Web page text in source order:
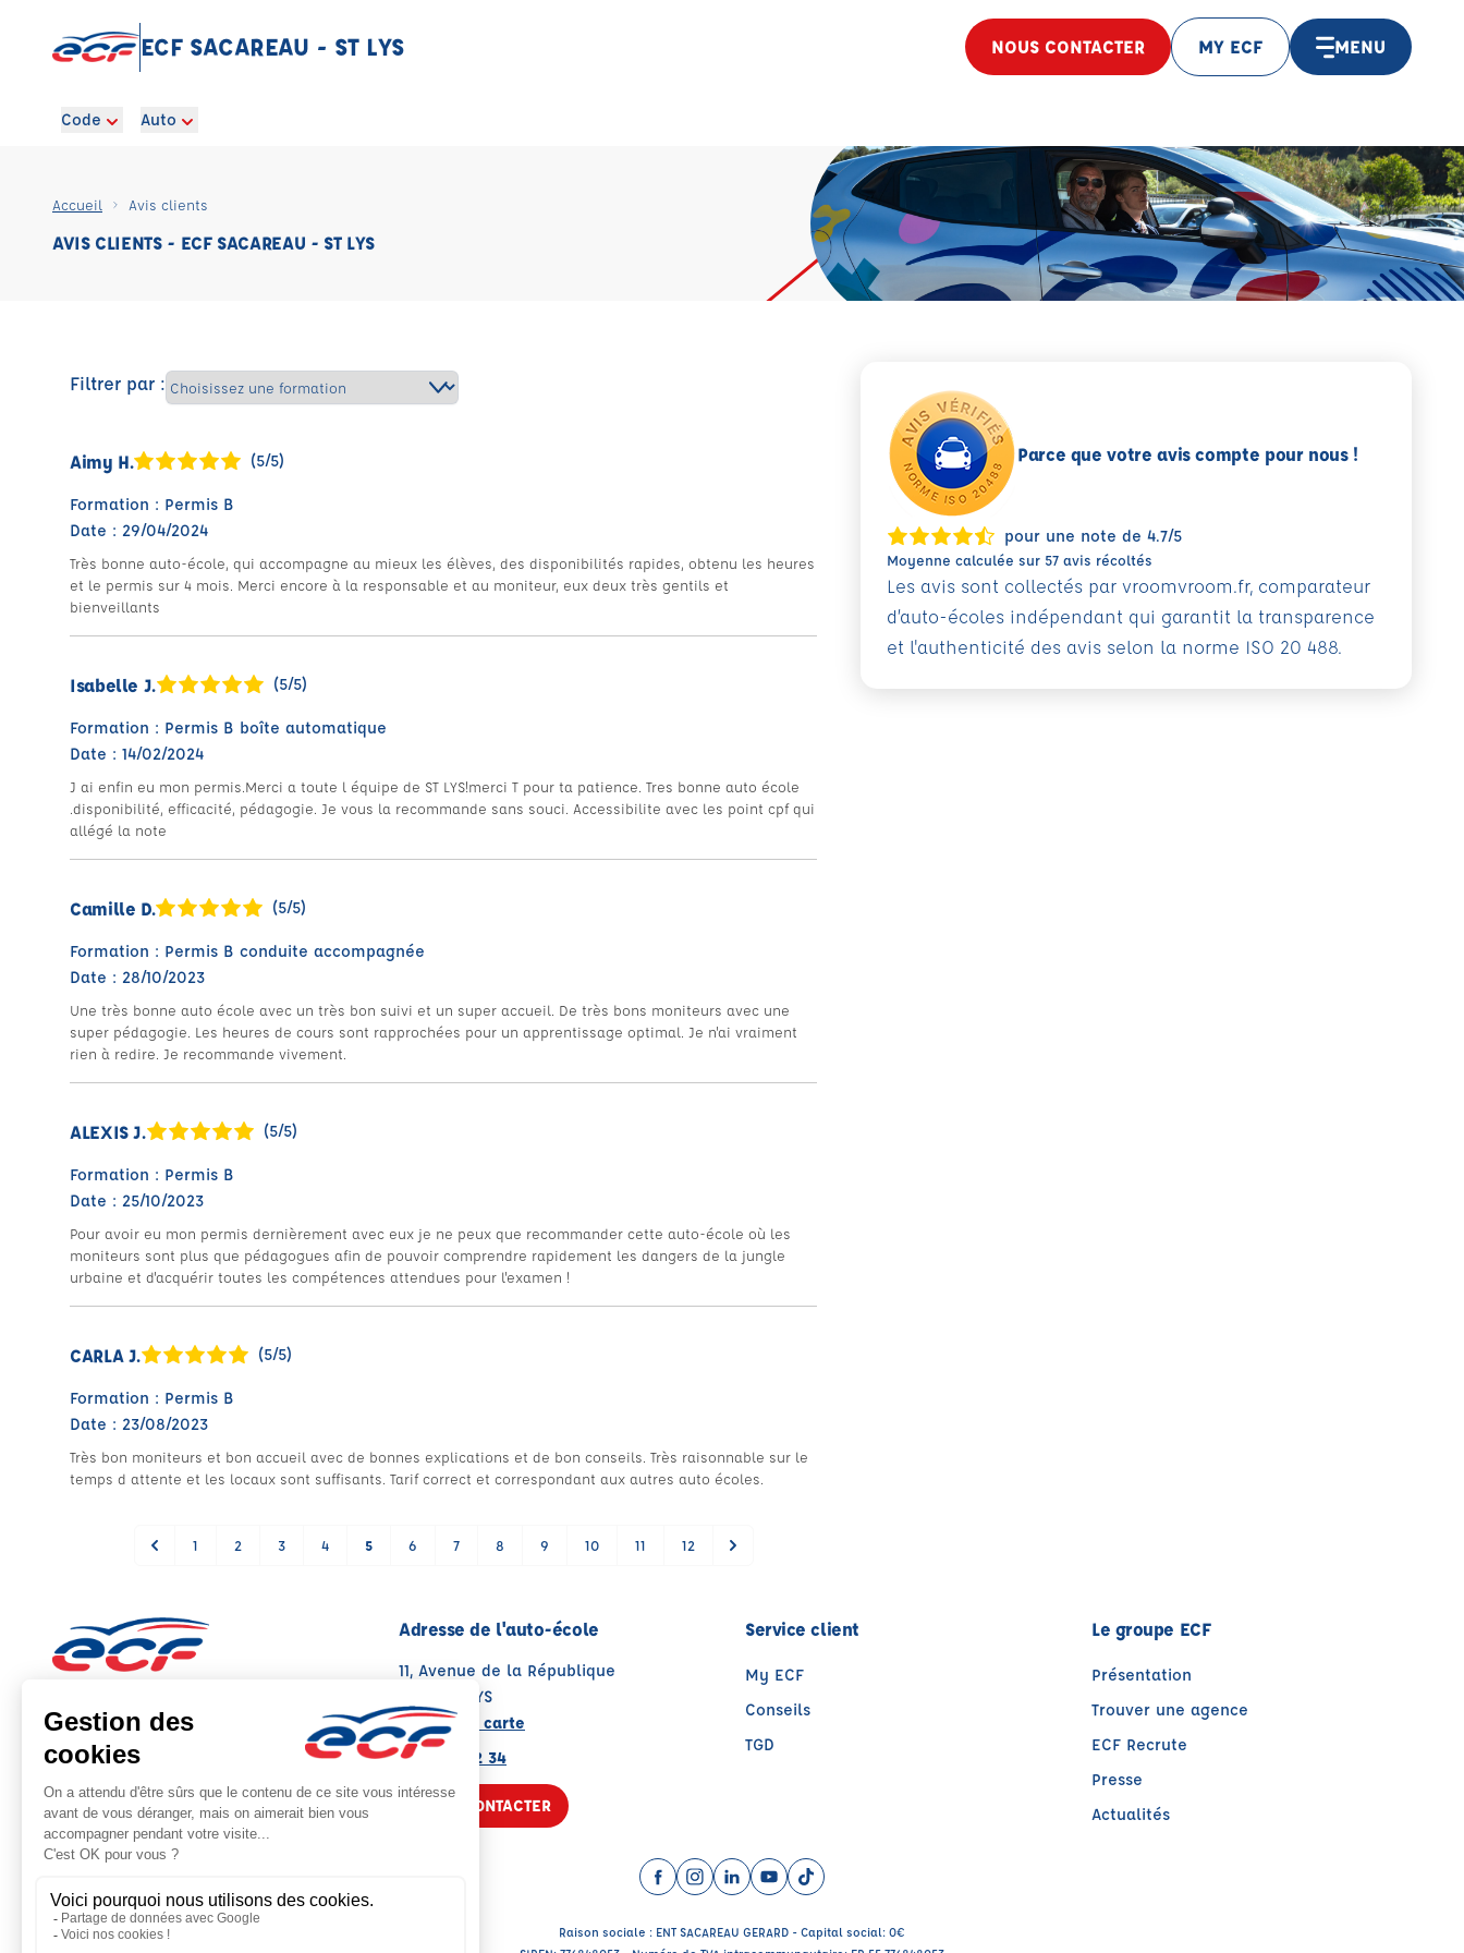
ECF SACAREAU - ST LYS NOUS CONTACTER MY ECF MENU
Code Auto
Accueil Avis clients
AVIS CLIENTS - ECF SACAREAU - ST LYS
Filtrer par :
Aimy H. (5/5)
Formation : Permis B
Date : 29/04/2024
Très bonne auto-école, qui accompagne au mieux les élèves, des disponibilités rapides, obtenu les heures
et le permis sur 4 mois. Merci encore à la responsable et au moniteur, eux deux très gentils et
bienveillants
Isabelle J. (5/5)
Formation : Permis B boîte automatique
Date : 14/02/2024
J ai enfin eu mon permis.Merci a toute l équipe de ST LYS!merci T pour ta patience. Tres bonne auto école
.disponibilité, efficacité, pédagogie. Je vous la recommande sans souci. Accessibilite avec les point cpf qui
allégé la note
Camille D. (5/5)
Formation : Permis B conduite accompagnée
Date : 28/10/2023
Une très bonne auto école avec un très bon suivi et un super accueil. De très bons moniteurs avec une
super pédagogie. Les heures de cours sont rapprochées pour un apprentissage optimal. Je n'ai vraiment
rien à redire. Je recommande vivement.
ALEXIS J. (5/5)
Formation : Permis B
Date : 25/10/2023
Pour avoir eu mon permis dernièrement avec eux je ne peux que recommander cette auto-école où les
moniteurs sont plus que pédagogues afin de pouvoir comprendre rapidement les dangers de la jungle
urbaine et d'acquérir toutes les compétences attendues pour l'examen !
CARLA J. (5/5)
Formation : Permis B
Date : 23/08/2023
Très bon moniteurs et bon accueil avec de bonnes explications et de bon conseils. Très raisonnable sur le
temps d attente et les locaux sont suffisants. Tarif correct et correspondant aux autres auto écoles.
1 2 3 4 5 6 7 8 9 10 11 12
Parce que votre avis compte pour nous !
pour une note de 4.7/5
Moyenne calculée sur 57 avis récoltés
Les avis sont collectés par vroomvroom.fr, comparateur
d’auto-écoles indépendant qui garantit la transparence
et l'authenticité des avis selon la norme ISO 20 488.
Note : 4.7/5
Moyenne calculée sur 57 avis
Adresse de l'auto-école
11, Avenue de la République
31470 ST LYS
Voir sur la carte
05 61 91 72 34
NOUS CONTACTER
Service client
My ECF
Conseils
TGD
Le groupe ECF
Présentation
Trouver une agence
ECF Recrute
Presse
Actualités
Facebook (nouvelle fenêtre)
Instagram (nouvelle fenêtre)
LinkedIn (nouvelle fenêtre)
YouTube (nouvelle fenêtre)
TikTok (nouvelle fenêtre)
Raison sociale : ENT SACAREAU GERARD - Capital social: 0€